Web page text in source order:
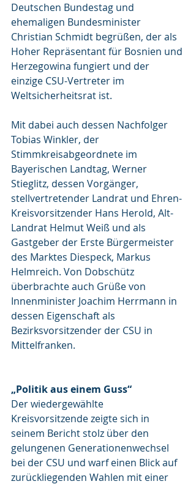
Deutschen Bundestag und
ehemaligen Bundesminister
Christian Schmidt begrüßen, der als
Hoher Repräsentant für Bosnien und
Herzegowina fungiert und der
einzige CSU-Vertreter im
Weltsicherheitsrat ist.
Mit dabei auch dessen Nachfolger
Tobias Winkler, der
Stimmkreisabgeordnete im
Bayerischen Landtag, Werner
Stieglitz, dessen Vorgänger,
stellvertretender Landrat und Ehren-
Kreisvorsitzender Hans Herold, Alt-
Landrat Helmut Weiß und als
Gastgeber der Erste Bürgermeister
des Marktes Diespeck, Markus
Helmreich. Von Dobschütz
überbrachte auch Grüße von
Innenminister Joachim Herrmann in
dessen Eigenschaft als
Bezirksvorsitzender der CSU in
Mittelfranken.
„Politik aus einem Guss“
Der wiedergewählte
Kreisvorsitzende zeigte sich in
seinem Bericht stolz über den
gelungenen Generationenwechsel
bei der CSU und warf einen Blick auf
zurückliegenden Wahlen mit einer